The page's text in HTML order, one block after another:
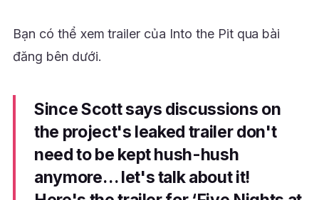
Bạn có thể xem trailer của Into the Pit qua bài
đăng bên dưới.
Since Scott says discussions on
the project's leaked trailer don't
need to be kept hush-hush
anymore… let's talk about it!